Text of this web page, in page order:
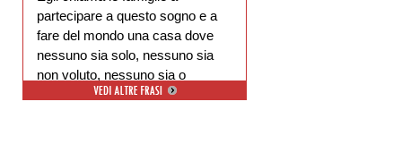
partecipare a questo sogno e a
fare del mondo una casa dove
nessuno sia solo, nessuno sia
non voluto, nessuno sia o